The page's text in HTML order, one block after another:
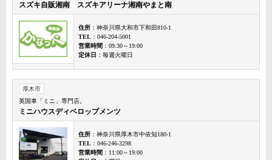
スズキ自販湘南 スズキアリーナ湘南やまと南
住所 ：神奈川県大和市下和田810-1
TEL ：046-204-5001
営業時間 ：09:30～19:00
定休日 ：毎週火曜日
厚木市
英国車「ミニ」専門店。
ミニハウスディベロップメンツ
住所 ：神奈川県厚木市中依知180-1
TEL ：046-246-3298
営業時間 ：11:00～19:00